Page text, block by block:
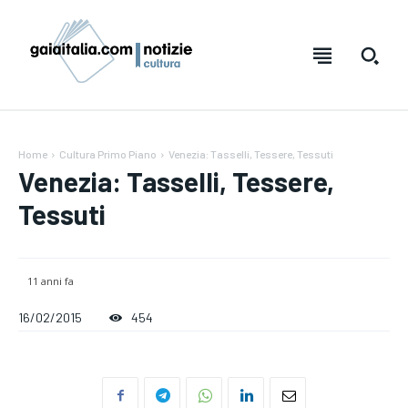
Home Cultura Primo Piano Venezia: Tasselli, Tessere, Tessuti
Venezia: Tasselli, Tessere,
Tessuti
11 anni fa
16/02/2015 454